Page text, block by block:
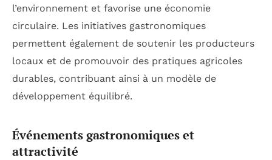
l’environnement et favorise une économie
circulaire. Les initiatives gastronomiques
permettent également de soutenir les producteurs
locaux et de promouvoir des pratiques agricoles
durables, contribuant ainsi à un modèle de
développement équilibré.
Événements gastronomiques et
attractivité